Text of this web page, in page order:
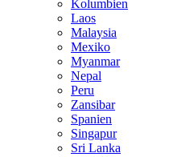
Kolumbien
Laos
Malaysia
Mexiko
Myanmar
Nepal
Peru
Zansibar
Spanien
Singapur
Sri Lanka